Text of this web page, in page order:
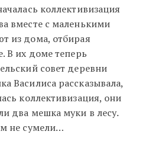
коллективизация
вместе с маленькими
из дома, отбирая
В их доме теперь
совет деревни
Василиса рассказывала,
коллективизация, они
два мешка муки в лесу.
не сумели…